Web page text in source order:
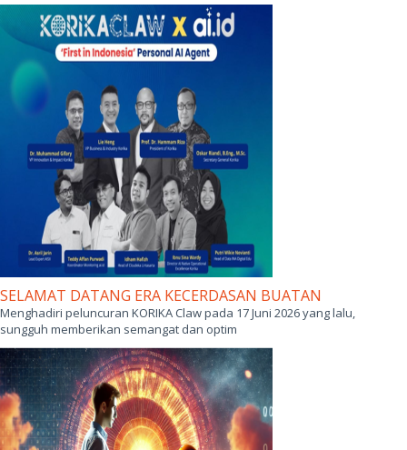
SELAMAT DATANG ERA KECERDASAN BUATAN
Menghadiri peluncuran KORIKA Claw pada 17 Juni 2026 yang lalu,
sungguh memberikan semangat dan optim